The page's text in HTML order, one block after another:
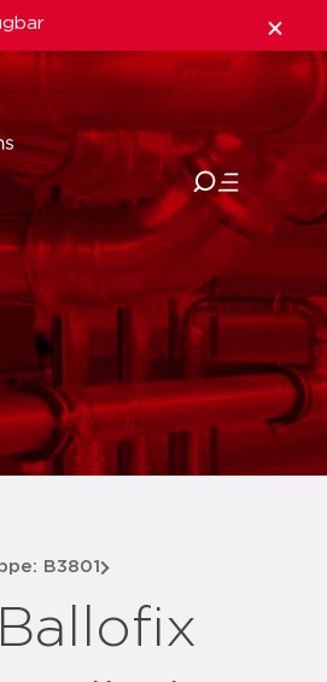
schließen
B3801